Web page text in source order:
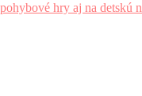
hry aj na detskú